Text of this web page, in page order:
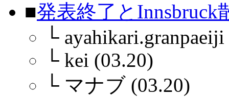
■発表終了とInnsbruck
└
└ kei (03.20)
└ マナブ (03.20)